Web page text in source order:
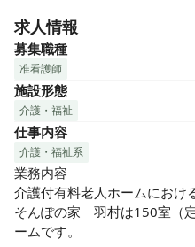
続ける環境があり、多様なキ
ています。
大手ならではの福利厚生が充
求人情報
募集職種
准看護師
施設形態
介護・福祉
仕事内容
介護・福祉系
業務内容
介護付有料老人ホームにおけ
そんぽの家　羽村は150室（
ームです。